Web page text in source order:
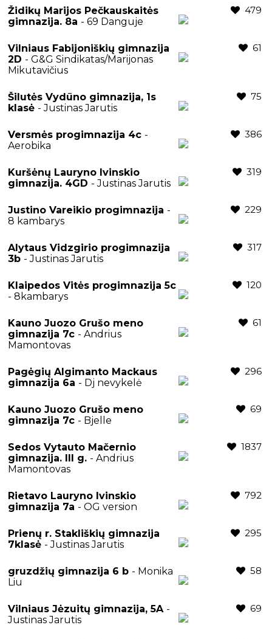
Židikų Marijos Pečkauskaitės
gimnazija. 8a - 69 Danguje
479
Vilniaus Fabijoniškių gimnazija
2D - G&G Sindikatas/Marijonas
Mikutavičius
61
Šilutės Vydūno gimnazija, 1s
klasė - Justinas Jarutis
75
Versmės progimnazija 4c -
Aerobika
386
Kuršėnų Lauryno Ivinskio
gimnazija. 4GD - Justinas Jarutis
319
Justino Vareikio progimnazija -
8 kambarys
229
Alytaus Vidzgirio progimnazija
3b - Justinas Jarutis
317
Klaipedos Vitės progimnazija 5c
- 8kambarys
120
Kauno Juozo Grušo meno
gimnazija 7c - Andrius
Mamontovas
61
Pagėgių Algimanto Mackaus
gimnazija 6a - Dj nevykelė
296
Kauno Juozo Grušo meno
gimnazija 7c - Bjelle
69
Sedos Vytauto Mačernio
gimnazija. III g. - Andrius
Mamontovas
1837
Rietavo Lauryno Ivinskio
gimnazija 7a - OG version
792
Prienų r. Stakliškių gimnazija
7klasė - Justinas Jarutis
295
gruzdžių gimnazija 6 b - Monika
Liu
58
Vilniaus Jėzuitų gimnazija, 5A -
Justinas Jarutis
69